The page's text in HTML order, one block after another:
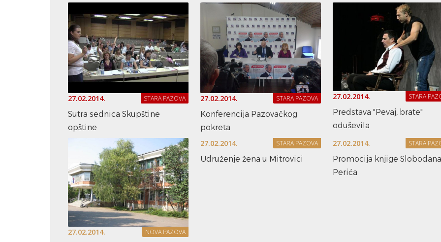
27.02.2014. STARA PAZOVA
Sutra sednica Skupštine
opštine
27.02.2014. STARA PAZOVA
Konferencija Pazovačkog
pokreta
27.02.2014. STARA
Predstava "Pevaj, brate"
oduševila
27.02.2014. NOVA PAZOVA
27.02.2014. STARA PAZOVA
Udruženje žena u Mitrovici
27.02.2014. STARA
Promocija knjige Slobodana
Perića